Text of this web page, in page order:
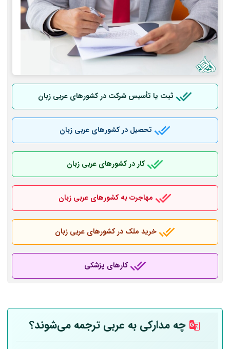
ثبت یا تأسیس شرکت در کشورهای عربی زبان
تحصیل در کشورهای عربی زبان
کار در کشورهای عربی زبان
مهاجرت به کشورهای عربی زبان
خرید ملک در کشورهای عربی زبان
کارهای پزشکی
چه مدارکی به عربی ترجمه می‌شوند؟